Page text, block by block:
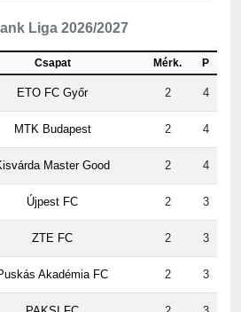
Csapat
ETO FC Győr 2 4
MTK Budapest 2 4
Kisvárda Master Good 2 4
Újpest FC 2 3
ZTE FC 2 3
Puskás Akadémia FC 2 3
PAKSI FC 2 3